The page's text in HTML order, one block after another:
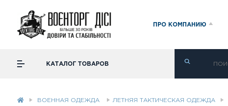
ПРО КОМПАНИЮ
КАТАЛОГ ТОВАРОВ
ВОЕННАЯ ОДЕЖДА ЛЕТНЯЯ ТАКТИЧЕСКАЯ ОДЕЖДА